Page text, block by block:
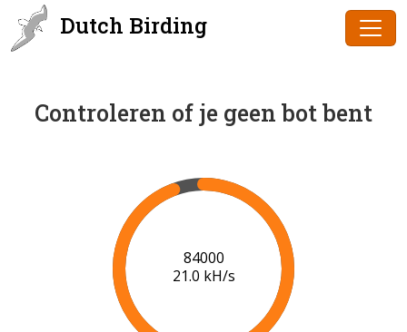
Dutch Birding
Controleren of je geen bot bent
86000
21.1 kH/s